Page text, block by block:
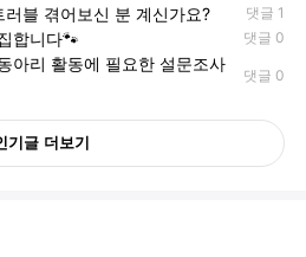
러블 겪어보신 분 계신가요? 댓글 1
합니다🐾 댓글 0
아리 활동에 필요한 설문조사
댓글 0
기글 더보기